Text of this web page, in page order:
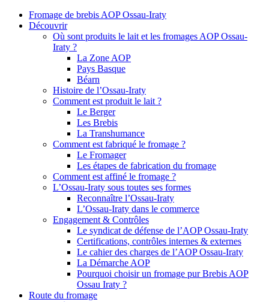
Fromage de brebis AOP Ossau-Iraty
Découvrir
Où sont produits le lait et les fromages AOP Ossau-
Iraty ?
La Zone AOP
Pays Basque
Béarn
Histoire de l’Ossau-Iraty
Comment est produit le lait ?
Le Berger
Les Brebis
La Transhumance
Comment est fabriqué le fromage ?
Le Fromager
Les étapes de fabrication du fromage
Comment est affiné le fromage ?
L’Ossau-Iraty sous toutes ses formes
Reconnaître l’Ossau-Iraty
L’Ossau-Iraty dans le commerce
Engagement & Contrôles
Le syndicat de défense de l’AOP Ossau-Iraty
Certifications, contrôles internes & externes
Le cahier des charges de l’AOP Ossau-Iraty
La Démarche AOP
Pourquoi choisir un fromage pur Brebis AOP
Ossau Iraty ?
Route du fromage